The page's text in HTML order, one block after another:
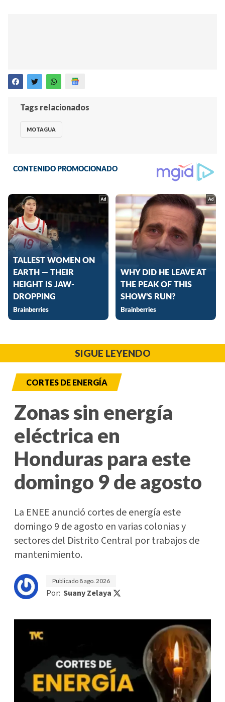
Tags relacionados
MOTAGUA
SIGUE LEYENDO
CORTES DE ENERGÍA
Zonas sin energía
eléctrica en
Honduras para este
domingo 9 de agosto
La ENEE anunció cortes de energía este
domingo 9 de agosto en varias colonias y
sectores del Distrito Central por trabajos de
mantenimiento.
Publicado 8 ago. 2026
Por: Suany Zelaya